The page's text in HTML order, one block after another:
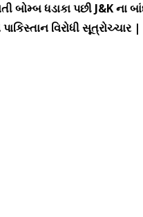
બોમ્બ ધડાકા પછી J&K ના
પાકિસ્તાન વિરોધી સૂત્રોચ્ચાર